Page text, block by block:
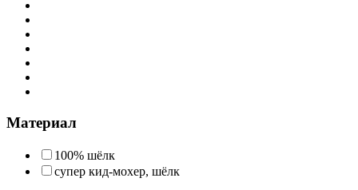
Материал
100% шёлк
супер кид-мохер, шёлк